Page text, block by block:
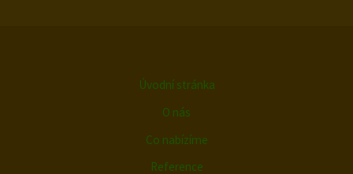
Úvodní stránka
O nás
Co nabízíme
Reference